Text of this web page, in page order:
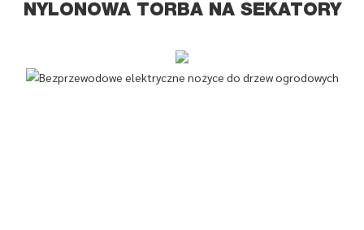
NYLONOWA TORBA NA SEKATORY